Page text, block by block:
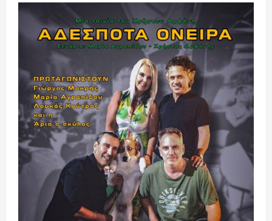
Όνειρα:
Προβολή
της
ταινίας
στο
Διήμερο
Φιλοζωικό
Φεστιβάλ
του
Δήμου
Νίκαιας-
Αγ.Ι.
Ρέντη